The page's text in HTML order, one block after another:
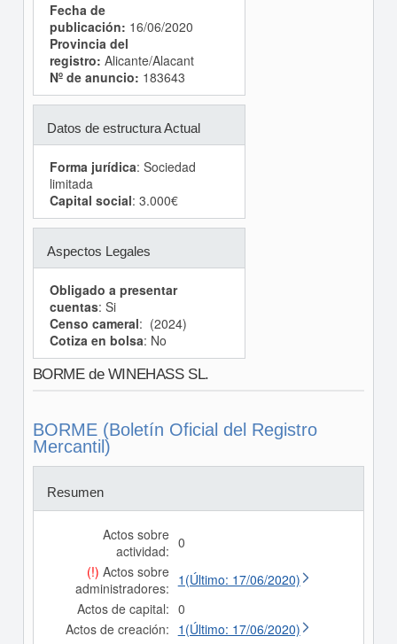
Fecha de
publicación: 16/06/2020
Provincia del
registro: Alicante/Alacant
Nº de anuncio: 183643
Datos de estructura Actual
Forma jurídica: Sociedad
limitada
Capital social: 3.000€
Aspectos Legales
Obligado a presentar
cuentas: Si
Censo cameral: (2024)
Cotiza en bolsa: No
BORME de WINEHASS SL.
BORME (Boletín Oficial del Registro
Mercantil)
Resumen
Actos sobre
actividad: 0
(!) Actos sobre
administradores: 1(Último: 17/06/2020)
Actos de capital: 0
Actos de creación: 1(Último: 17/06/2020)